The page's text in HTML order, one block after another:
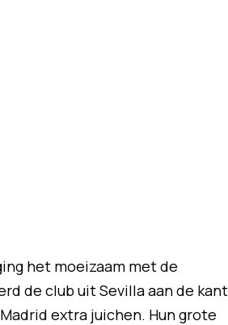
het moeizaam met de
de club uit Sevilla aan de kant
extra juichen. Hun grote